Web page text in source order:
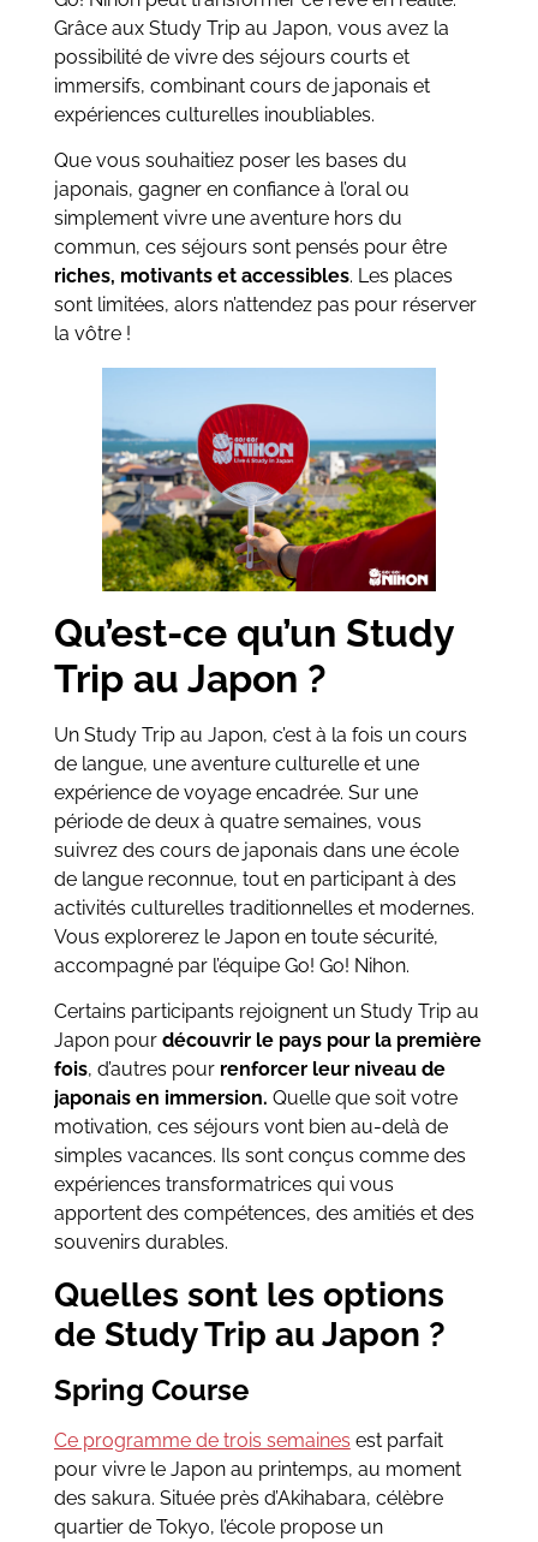
Grâce aux Study Trip au Japon, vous avez la
possibilité de vivre des séjours courts et
immersifs, combinant cours de japonais et
expériences culturelles inoubliables.
Que vous souhaitiez poser les bases du
japonais, gagner en confiance à l’oral ou
simplement vivre une aventure hors du
commun, ces séjours sont pensés pour être
riches, motivants et accessibles. Les places
sont limitées, alors n’attendez pas pour réserver
la vôtre !
Qu’est-ce qu’un Study
Trip au Japon ?
Un Study Trip au Japon, c’est à la fois un cours
de langue, une aventure culturelle et une
expérience de voyage encadrée. Sur une
période de deux à quatre semaines, vous
suivrez des cours de japonais dans une école
de langue reconnue, tout en participant à des
activités culturelles traditionnelles et modernes.
Vous explorerez le Japon en toute sécurité,
accompagné par l’équipe Go! Go! Nihon.
Certains participants rejoignent un Study Trip au
Japon pour découvrir le pays pour la première
fois, d’autres pour renforcer leur niveau de
japonais en immersion. Quelle que soit votre
motivation, ces séjours vont bien au-delà de
simples vacances. Ils sont conçus comme des
expériences transformatrices qui vous
apportent des compétences, des amitiés et des
souvenirs durables.
Quelles sont les options
de Study Trip au Japon ?
Spring Course
Ce programme de trois semaines est parfait
pour vivre le Japon au printemps, au moment
des sakura. Située près d’Akihabara, célèbre
quartier de Tokyo, l’école propose un